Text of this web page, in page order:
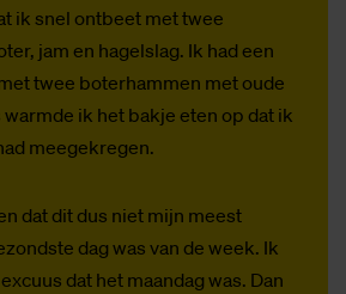
ik snel ontbeet met twee
jam en hagelslag. Ik had een
twee boterhammen met oude
warmde ik het bakje eten op dat ik
meegekregen.
dat dit dus niet mijn meest
dag was van de week. Ik
dat het maandag was. Dan